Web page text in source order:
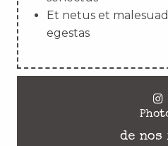
Et netus et
egestas
de nos